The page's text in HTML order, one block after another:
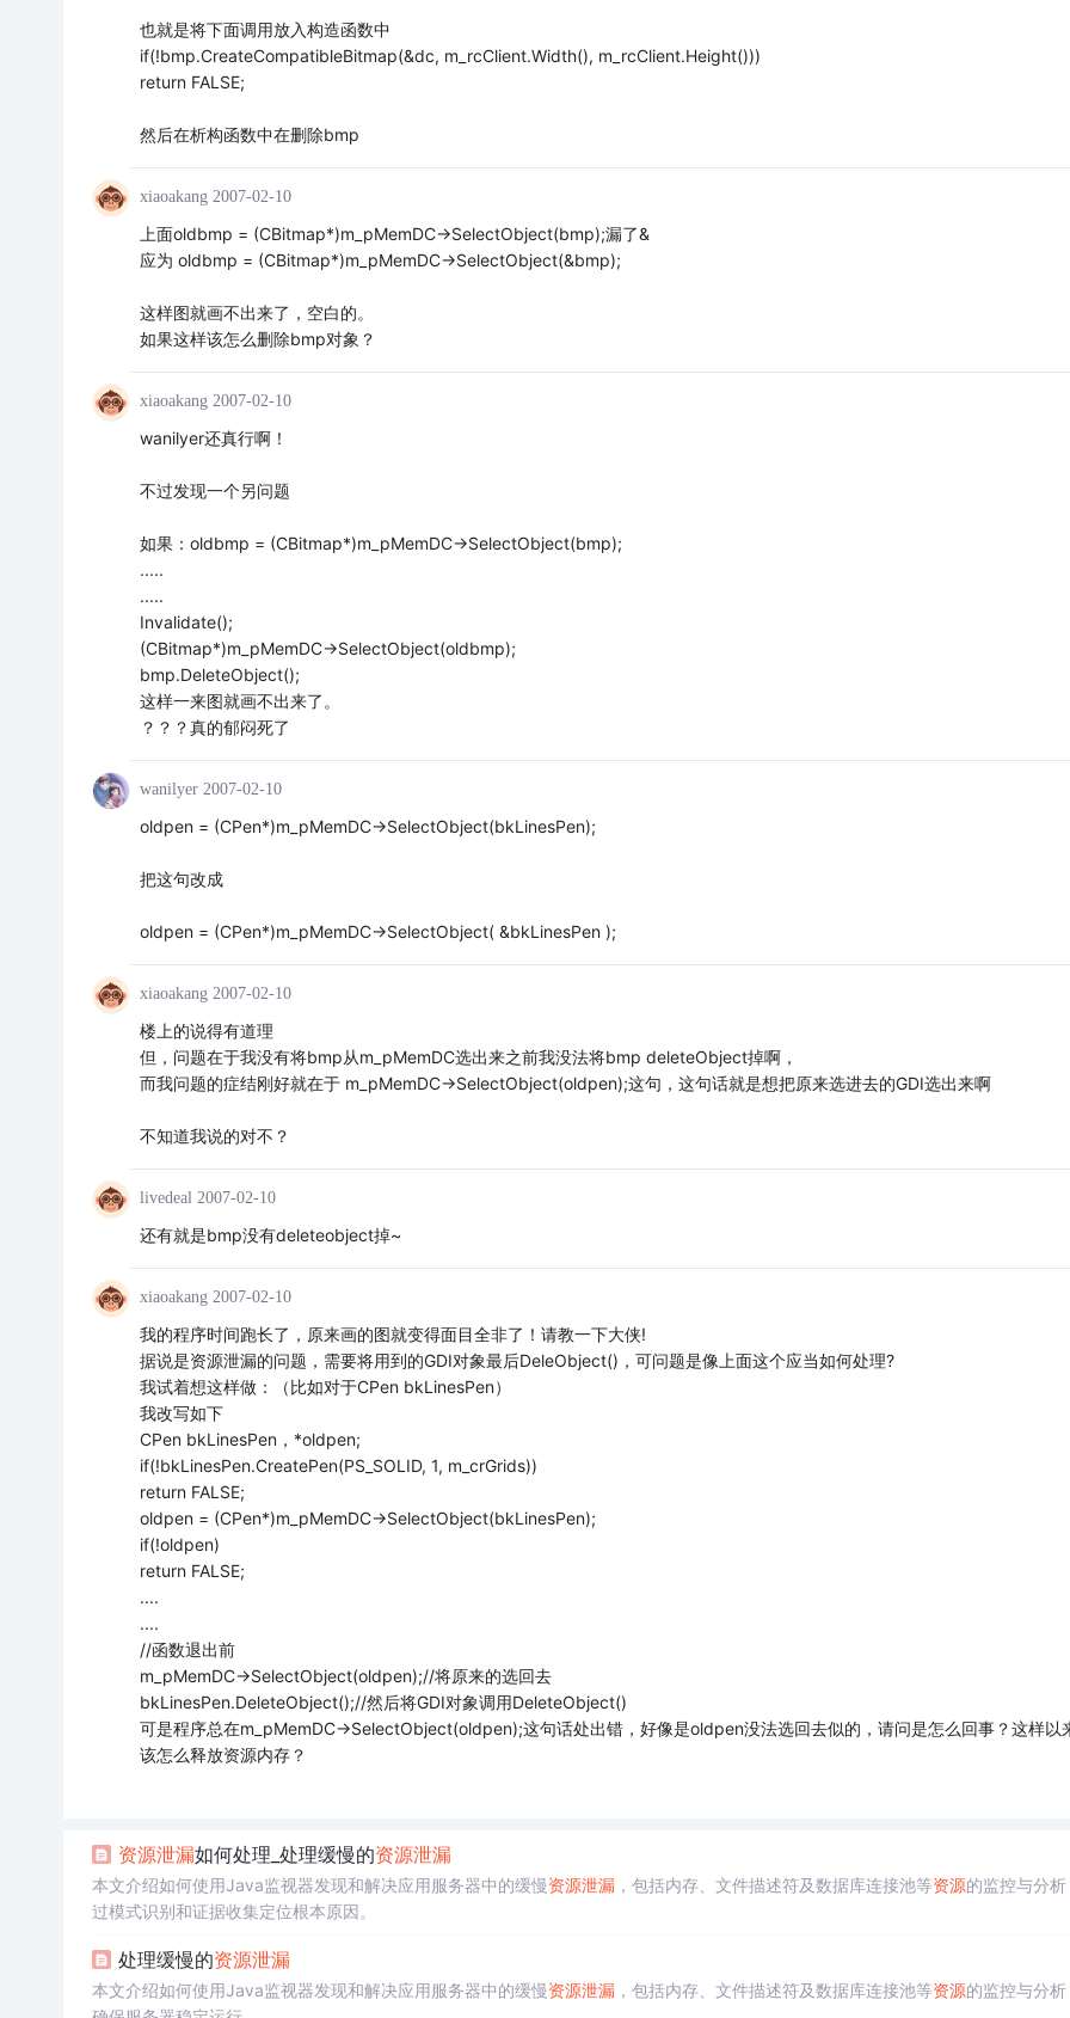
也就是将下面调用放入构造函数中
if(!bmp.CreateCompatibleBitmap(&dc, m_rcClient.Width(), m_rcClient.Height()))
return FALSE;
然后在析构函数中在删除bmp
xiaoakang 2007-02-10
上面oldbmp = (CBitmap*)m_pMemDC->SelectObject(bmp);漏了&
应为 oldbmp = (CBitmap*)m_pMemDC->SelectObject(&bmp);
这样图就画不出来了，空白的。
如果这样该怎么删除bmp对象？
xiaoakang 2007-02-10
wanilyer还真行啊！
不过发现一个另问题
如果：oldbmp = (CBitmap*)m_pMemDC->SelectObject(bmp);
.....
.....
Invalidate();
(CBitmap*)m_pMemDC->SelectObject(oldbmp);
bmp.DeleteObject();
这样一来图就画不出来了。
？？？真的郁闷死了
wanilyer 2007-02-10
oldpen = (CPen*)m_pMemDC->SelectObject(bkLinesPen);
把这句改成
oldpen = (CPen*)m_pMemDC->SelectObject( &bkLinesPen );
xiaoakang 2007-02-10
楼上的说得有道理
但，问题在于我没有将bmp从m_pMemDC选出来之前我没法将bmp deleteObject掉啊，
而我问题的症结刚好就在于 m_pMemDC->SelectObject(oldpen);这句，这句话就是想把原来选进去的GDI选出来啊
不知道我说的对不？
livedeal 2007-02-10
还有就是bmp没有deleteobject掉~
xiaoakang 2007-02-10
我的程序时间跑长了，原来画的图就变得面目全非了！请教一下大侠!
据说是资源泄漏的问题，需要将用到的GDI对象最后DeleObject()，可问题是像上面这个应当如何处理?
我试着想这样做：（比如对于CPen bkLinesPen）
我改写如下
CPen bkLinesPen，*oldpen;
if(!bkLinesPen.CreatePen(PS_SOLID, 1, m_crGrids))
return FALSE;
oldpen = (CPen*)m_pMemDC->SelectObject(bkLinesPen);
if(!oldpen)
return FALSE;
....
....
//函数退出前
m_pMemDC->SelectObject(oldpen);//将原来的选回去
bkLinesPen.DeleteObject();//然后将GDI对象调用DeleteObject()
可是程序总在m_pMemDC->SelectObject(oldpen);这句话处出错，好像是oldpen没法选回去似的，请问是怎么回事？这样以
该怎么释放资源内存？
资源泄漏如何处理_处理缓慢的资源泄漏
本文介绍如何使用Java监视器发现和解决应用服务器中的缓慢资源泄漏，包括内存、文件描述符及数据库连接池等资源的监控与分析
过模式识别和证据收集定位根本原因。
处理缓慢的资源泄漏
本文介绍如何使用Java监视器发现和解决应用服务器中的缓慢资源泄漏，包括内存、文件描述符及数据库连接池等资源的监控与分析